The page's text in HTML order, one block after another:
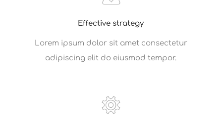
Effective strategy
Lorem ipsum dolor sit amet consectetur
adipiscing elit do eiusmod tempor.